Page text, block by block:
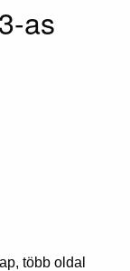
as
több oldal